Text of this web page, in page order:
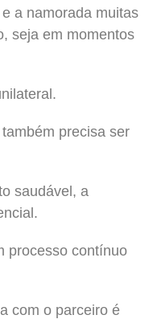
a namorada muitas
seja em momentos
precisa ser
saudável, a
processo contínuo
com o parceiro é